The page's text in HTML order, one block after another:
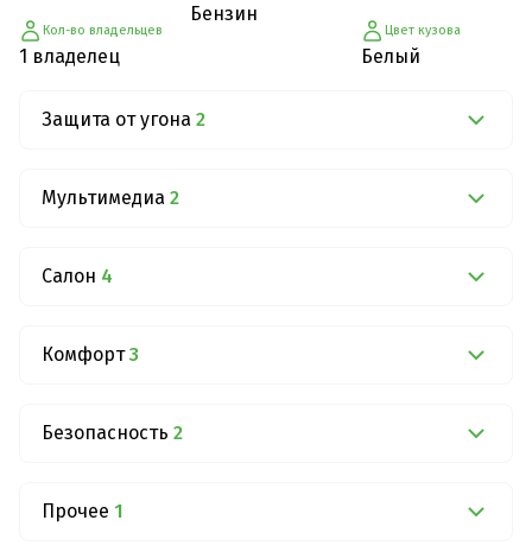
Кол-во владельцев
1 владелец
Бензин
Цвет кузова
Белый
Защита от угона 2
Мультимедиа 2
Салон 4
Комфорт 3
Безопасность 2
Прочее 1